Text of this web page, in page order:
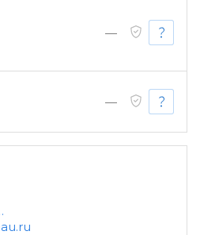
—
—
372-68-26